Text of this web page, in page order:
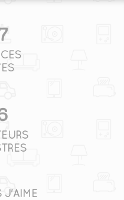
J'AIME